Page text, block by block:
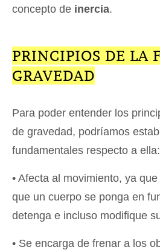
concepto de inercia.
PRINCIPIOS DE LA
GRAVEDAD
Para poder entender los
de gravedad, podríamos
fundamentales respecto a ella:
• Afecta al movimiento, ya
que un cuerpo se ponga en
detenga e incluso modifique
• Se encarga de frenar a los